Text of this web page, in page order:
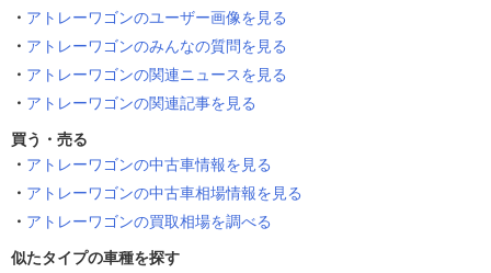
アトレーワゴンのユーザー画像を見る
アトレーワゴンのみんなの質問を見る
アトレーワゴンの関連ニュースを見る
アトレーワゴンの関連記事を見る
買う・売る
アトレーワゴンの中古車情報を見る
アトレーワゴンの中古車相場情報を見る
アトレーワゴンの買取相場を調べる
似たタイプの車種を探す